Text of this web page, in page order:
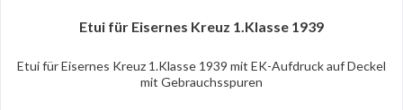
Etui für Eisernes Kreuz 1.Klasse 1939
Etui für Eisernes Kreuz 1.Klasse 1939 mit EK-Aufdruck auf Deckel
mit Gebrauchsspuren